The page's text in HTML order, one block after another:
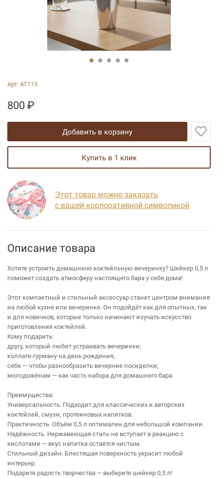
Арт:АТ115
800 ₽
добавить в корзину
купить в 1 клик
Этот товар можно заказать
с вашей корпоративной символикой
Описание товара
Хотите устроить домашнюю коктейльную вечеринку? Шейкер 0,5 л
поможет создать атмосферу настоящего бара у себя дома!
Этот компактный и стильный аксессуар станет центром внимания
на любой кухне или вечеринке. Он подойдёт как для опытных, так
и для новичков, которые только начинают изучать искусство
приготовления коктейлей.
Кому подарить:
другу, который любит устраивать вечеринки;
коллеге‑гурману на день рождения;
себе — чтобы разнообразить вечерние посиделки;
молодожёнам — как часть набора для домашнего бара.
Преимущества:
Универсальность. Подходит для классических и авторских
коктейлей, смузи, протеиновых напитков.
Практичность. Объём 0,5 л оптимален для небольшой компании.
Надёжность. Нержавеющая сталь не вступает в реакцию с
кислотами — вкус напитка остаётся чистым.
Стильный дизайн. Блестящая поверхность украсит любой
интерьер.
Подарите радость творчества — выберите шейкер 0,5 л!